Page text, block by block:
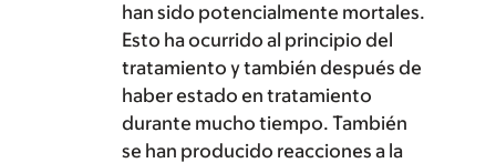
han sido potencialmente mortales.
Esto ha ocurrido al principio del
tratamiento y también después de
haber estado en tratamiento
durante mucho tiempo. También
se han producido reacciones a la